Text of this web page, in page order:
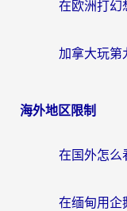
海外地区限制